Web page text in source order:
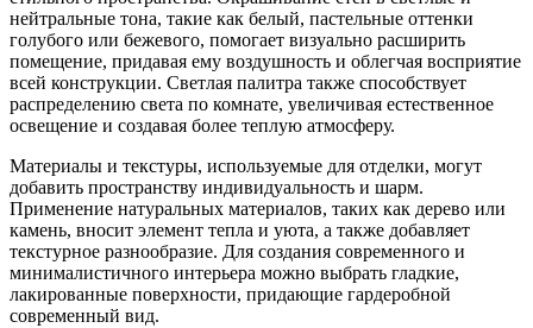
нейтральные тона, такие как белый, пастельные оттенки
голубого или бежевого, помогает визуально расширить
помещение, придавая ему воздушность и облегчая восприятие
всей конструкции. Светлая палитра также способствует
распределению света по комнате, увеличивая естественное
освещение и создавая более теплую атмосферу.
Материалы и текстуры, используемые для отделки, могут
добавить пространству индивидуальность и шарм.
Применение натуральных материалов, таких как дерево или
камень, вносит элемент тепла и уюта, а также добавляет
текстурное разнообразие. Для создания современного и
минималистичного интерьера можно выбрать гладкие,
лакированные поверхности, придающие гардеробной
современный вид.